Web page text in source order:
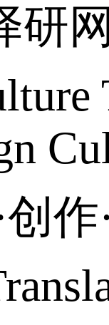
研
创